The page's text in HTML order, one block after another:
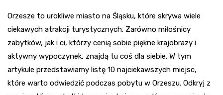
Orzesze to urokliwe miasto na Śląsku, które skrywa wiele
ciekawych atrakcji turystycznych. Zarówno miłośnicy
zabytków, jak i ci, którzy cenią sobie piękne krajobrazy i
aktywny wypoczynek, znajdą tu coś dla siebie. W tym
artykule przedstawiamy listę 10 najciekawszych miejsc,
które warto odwiedzić podczas pobytu w Orzeszu. Odkryj z